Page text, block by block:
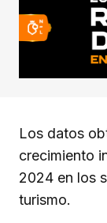
Los datos
crecimiento
2024 en los
turismo.